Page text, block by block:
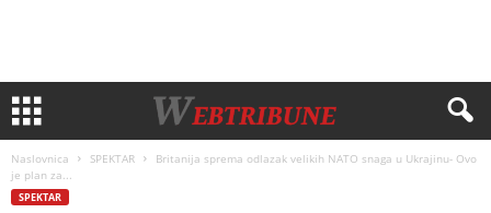
Naslovnica SPEKTAR
Britanija sprema odlazak velikih NATO snaga u Ukrajinu- Ovo
je plan za...
SPEKTAR